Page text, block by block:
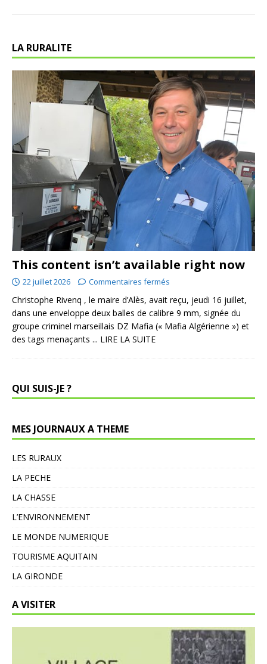
LA RURALITE
This content isn’t available right now
22 juillet 2026 Commentaires fermés
Christophe Rivenq , le maire d’Alès, avait reçu, jeudi 16 juillet,
dans une enveloppe deux balles de calibre 9 mm, signée du
groupe criminel marseillais DZ Mafia (« Mafia Algérienne ») et
des tags menaçants ... LIRE LA SUITE
QUI SUIS-JE ?
MES JOURNAUX A THEME
LES RURAUX
LA PECHE
LA CHASSE
L’ENVIRONNEMENT
LE MONDE NUMERIQUE
TOURISME AQUITAIN
LA GIRONDE
A VISITER